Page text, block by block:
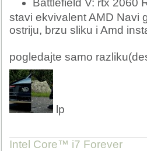
Battlefield V: rtx 2060
stavi ekvivalent AMD Navi
ostriju, brzu sliku i Amd
pogledajte samo
lp
Intel Core™ i7 Forever